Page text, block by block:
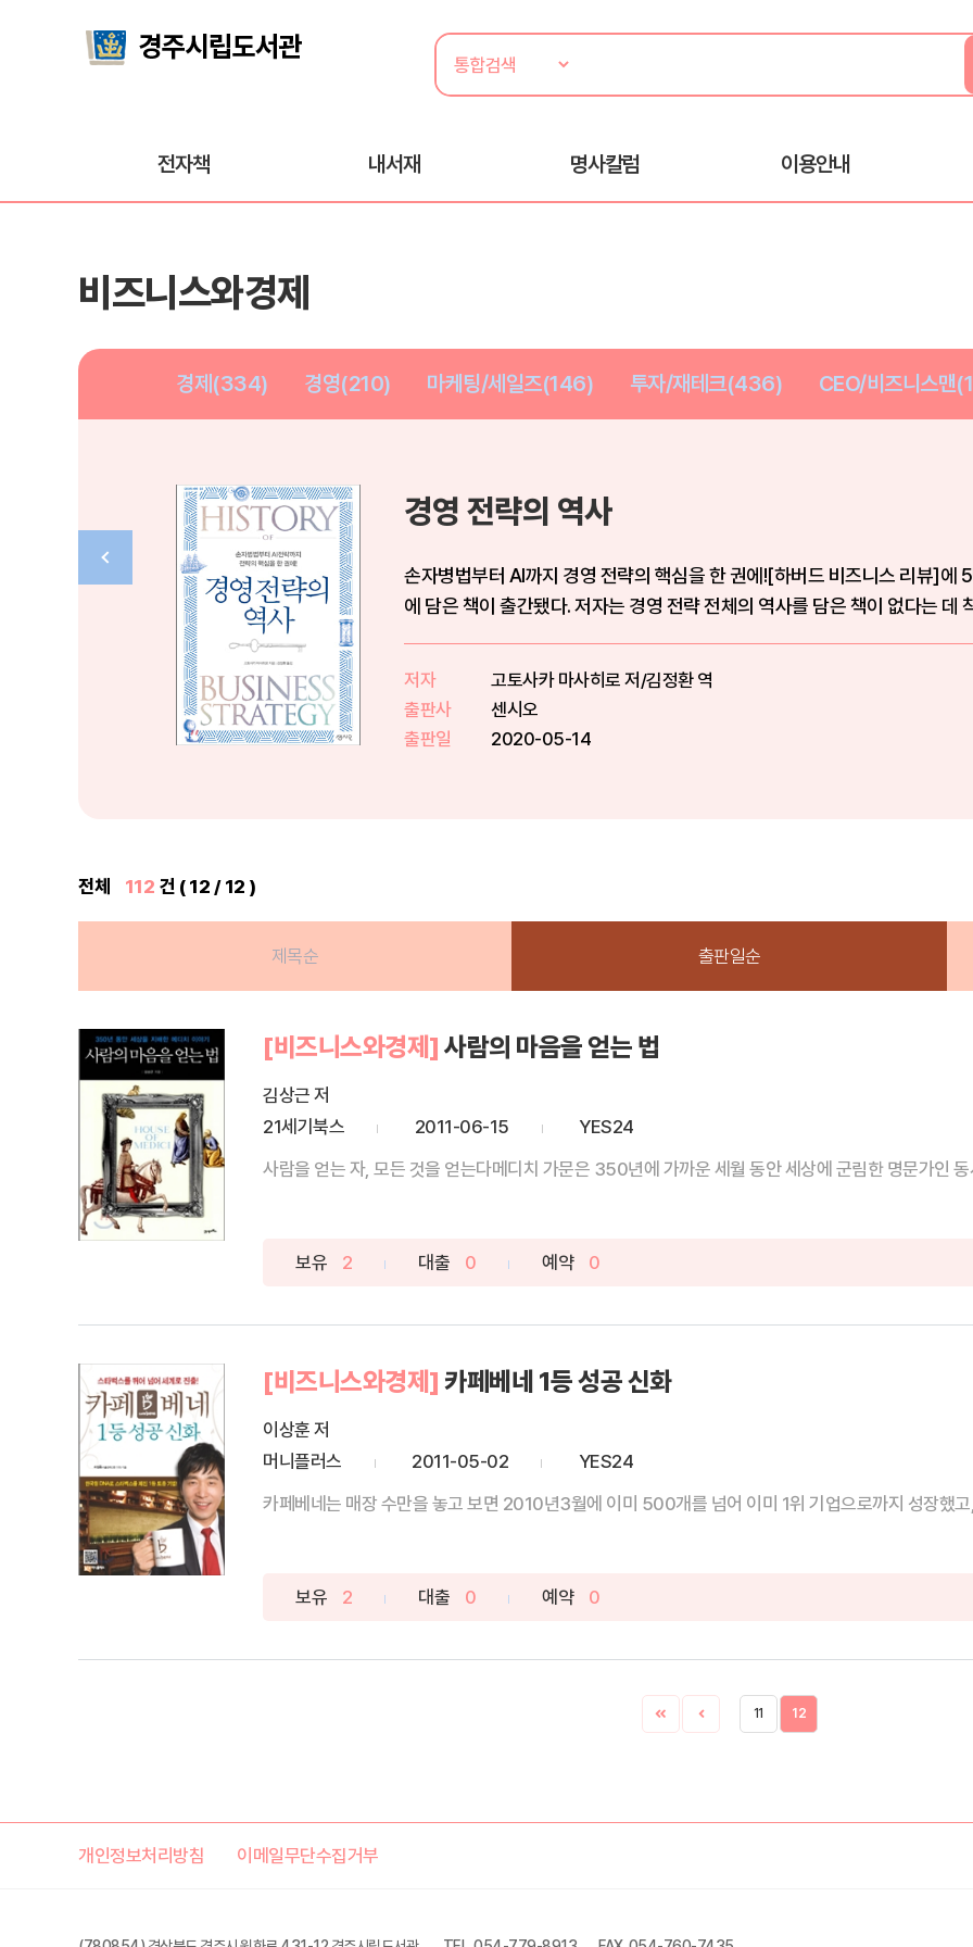
전자책 내서재 명사칼럼 이용안내
비즈니스와경제
경제(334) 경영(210) 마케팅/세일즈(146) 투자/재테크(436) CEO/비즈니스맨
경영 전략의 역사
손자병법부터 AI까지 경영 전략의 핵심을 한 권에![하버드 비즈니스 리뷰]에
에 담은 책이 출간됐다. 저자는 경영 전략 전체의 역사를 담은 책이 없다는 데
저자
고토사카 마사히로 저/김정환 역
출판사
센시오
출판일
2020-05-14
전체 112 건 ( 12 / 12 )
제목순 출판일순
[비즈니스와경제] 사람의 마음을 얻는 법
김상근 저
21세기북스
2011-06-15
YES24
사람을 얻는 자, 모든 것을 얻는다메디치 가문은 350년에 가까운 세월 동안 세상에 군림한 명문가인 동
보유 2 대출 0 예약 0
[비즈니스와경제] 카페베네 1등 성공 신화
이상훈 저
머니플러스
2011-05-02
YES24
카페베네는 매장 수만을 놓고 보면 2010년3월에 이미 500개를 넘어 이미 1위 기업으로까지 성장했
보유 2 대출 0 예약 0
11 12
개인정보처리방침 이메일무단수집거부